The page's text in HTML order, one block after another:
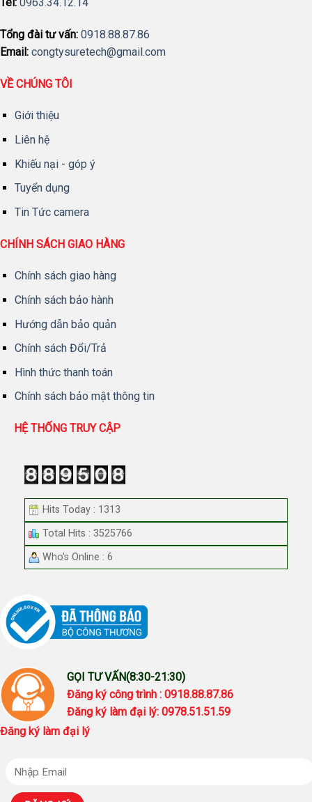
Tổng đài tư vấn: 0918.88.87.86
Email: congtysuretech@gmail.com
VỀ CHÚNG TÔI
Giới thiệu
Liên hệ
Khiếu nại - góp ý
Tuyển dụng
Tin Tức camera
CHÍNH SÁCH GIAO HÀNG
Chính sách giao hàng
Chính sách bảo hành
Hướng dẫn bảo quản
Chính sách Đổi/Trả
Hình thức thanh toán
Chính sách bảo mật thông tin
HỆ THỐNG TRUY CẬP
Hits Today : 1313
Total Hits : 3525766
Who's Online : 6
GỌI TƯ VẤN(8:30-21:30)
Đăng ký công trình : 0918.88.87.86
Đăng ký làm đại lý: 0978.51.51.59
Đăng ký làm đại lý